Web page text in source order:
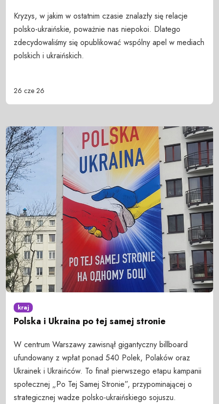
Kryzys, w jakim w ostatnim czasie znalazły się relacje
polsko-ukraińskie, poważnie nas niepokoi. Dlatego
zdecydowaliśmy się opublikować wspólny apel w mediach
polskich i ukraińskich.
26 cze 26
kraj
Polska i Ukraina po tej samej stronie
W centrum Warszawy zawisnął gigantyczny billboard
ufundowany z wpłat ponad 540 Polek, Polaków oraz
Ukrainek i Ukraińców. To finał pierwszego etapu kampanii
społecznej „Po Tej Samej Stronie”, przypominającej o
strategicznej wadze polsko-ukraińskiego sojuszu.